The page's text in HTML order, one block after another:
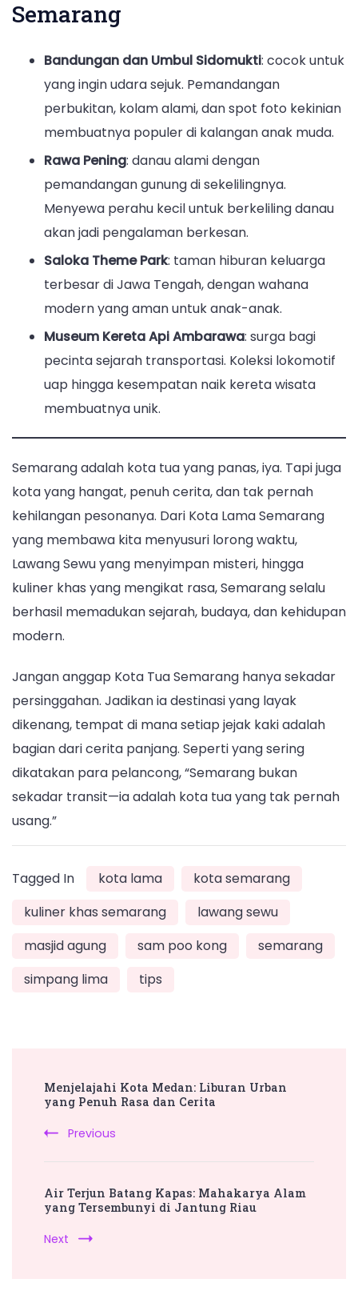
Semarang
Bandungan dan Umbul Sidomukti: cocok untuk
yang ingin udara sejuk. Pemandangan
perbukitan, kolam alami, dan spot foto kekinian
membuatnya populer di kalangan anak muda.
Rawa Pening: danau alami dengan
pemandangan gunung di sekelilingnya.
Menyewa perahu kecil untuk berkeliling danau
akan jadi pengalaman berkesan.
Saloka Theme Park: taman hiburan keluarga
terbesar di Jawa Tengah, dengan wahana
modern yang aman untuk anak-anak.
Museum Kereta Api Ambarawa: surga bagi
pecinta sejarah transportasi. Koleksi lokomotif
uap hingga kesempatan naik kereta wisata
membuatnya unik.
Semarang adalah kota tua yang panas, iya. Tapi juga
kota yang hangat, penuh cerita, dan tak pernah
kehilangan pesonanya. Dari Kota Lama Semarang
yang membawa kita menyusuri lorong waktu,
Lawang Sewu yang menyimpan misteri, hingga
kuliner khas yang mengikat rasa, Semarang selalu
berhasil memadukan sejarah, budaya, dan kehidupan
modern.
Jangan anggap Kota Tua Semarang hanya sekadar
persinggahan. Jadikan ia destinasi yang layak
dikenang, tempat di mana setiap jejak kaki adalah
bagian dari cerita panjang. Seperti yang sering
dikatakan para pelancong, “Semarang bukan
sekadar transit—ia adalah kota tua yang tak pernah
usang.”
Tagged In kota lama
kota semarang
kuliner khas semarang
lawang sewu
masjid agung
sam poo kong
semarang
simpang lima
tips
Navigation
Menjelajahi Kota Medan: Liburan Urban
yang Penuh Rasa dan Cerita
Previous
Air Terjun Batang Kapas: Mahakarya Alam
yang Tersembunyi di Jantung Riau
Next